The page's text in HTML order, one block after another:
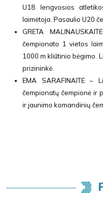
U18 lengvosios
laimėtoja. Pasaulio U20
GRETA
čempionato 1 vietos
1000 m kliūtinio bėgimo.
prizininkė.
EMA SARAFINAITĖ –
čempionatų čempionė ir
ir jaunimo komandinių